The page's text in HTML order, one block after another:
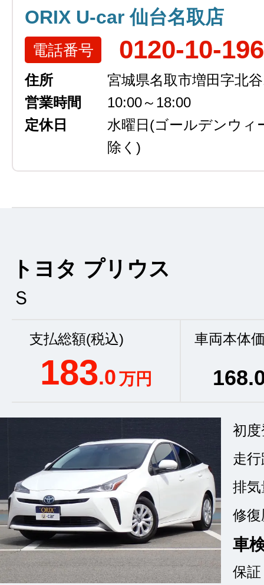
ORIX U-car 仙台名取店
電話番号 0120-10-
住所
宮城県名取市増田字北
営業時間
10:00～18:00
定休日
水曜日 (ゴールデンウィ
除く)
トヨタ プリウス
Ｓ
支払総額(税込)
183.0万円
車両本体
168
初
走
排気
修復
車
保証